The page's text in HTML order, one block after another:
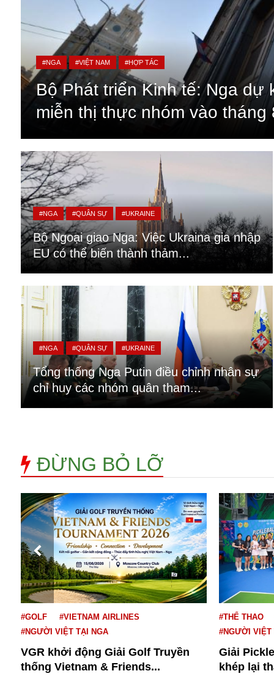
An ninh
Anh
Australia
Amazon
Army Games
Angela Merkel
Aeroflot
ASEAN
Argentina
Ai
Azovstal
Bói toán
#NGA #VIỆT NAM #HỢP TÁC
Bộ Phát triển Kinh tế: Nga dự
miễn thị thực nhóm vào tháng
#NGA #QUÂN SỰ #UKRAINE
Bộ Ngoại giao Nga: Việc Ukraina gia nhập
EU có thể biến thành thảm...
#NGA #QUÂN SỰ #UKRAINE
Tổng thống Nga Putin điều chỉnh nhân sự
chỉ huy các nhóm quân tham...
ĐỪNG BỎ LỠ
#GOLF
#VIETNAM AIRLINES
#NGƯỜI VIỆT TẠI NGA
VGR khởi động Giải Golf Truyền
thống Vietnam & Friends...
#THỂ THAO
#NGƯỜI VIỆT
Giải
khép lại